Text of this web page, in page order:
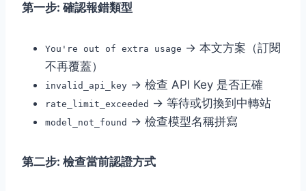
第一步: 確認報錯類型
You're out of extra usage → 本文方案（訂閱
不再覆蓋）
invalid_api_key → 檢查 API Key 是否正確
rate_limit_exceeded → 等待或切換到中轉站
model_not_found → 檢查模型名稱拼寫
第二步: 檢查當前認證方式